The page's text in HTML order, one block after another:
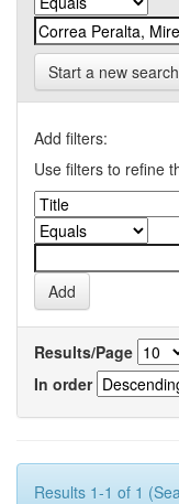
Start a new search
Add filters:
Use filters to refine
Results/Page
In order
Results 1-1 of 1